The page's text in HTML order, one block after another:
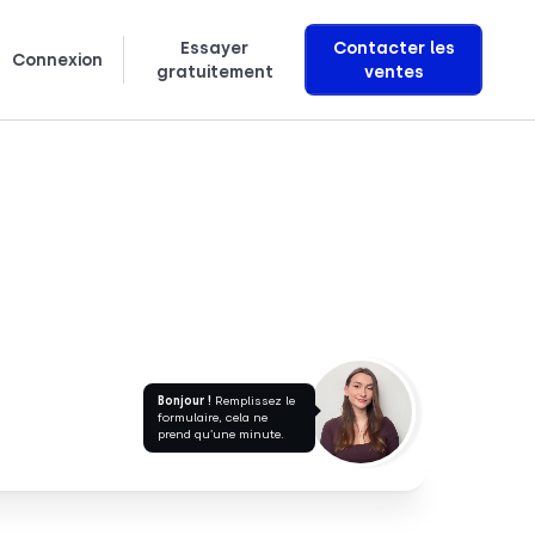
Connexion
Essayer
gratuitement
Contacter les
ventes
Bonjour ! Remplissez le
formulaire, cela ne
prend qu’une minute.